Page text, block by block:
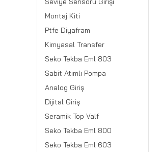
Montaj Kiti
Ptfe Diyafram
Kimyasal Transfer
Seko Tekba Eml 803
Sabit Atımlı Pompa
Analog Giriş
Dijital Giriş
Seramik Top Valf
Seko Tekba Eml 800
Seko Tekba Eml 603